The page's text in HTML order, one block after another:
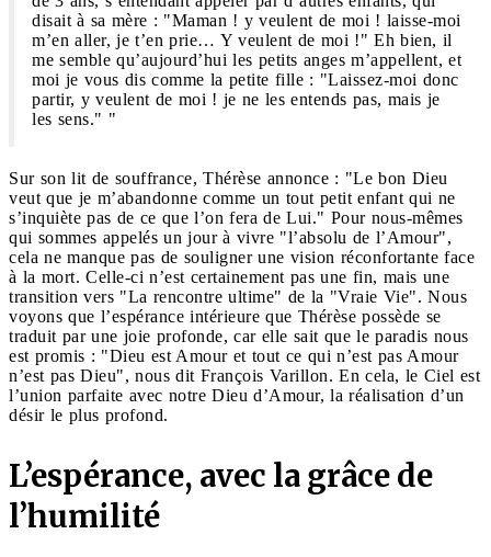
disait à sa mère : "Maman ! y veulent de moi ! laisse-moi
m’en aller, je t’en prie… Y veulent de moi !" Eh bien, il
me semble qu’aujourd’hui les petits anges m’appellent, et
moi je vous dis comme la petite fille : "Laissez-moi donc
partir, y veulent de moi ! je ne les entends pas, mais je
les sens." "
Sur son lit de souffrance, Thérèse annonce : "Le bon Dieu
veut que je m’abandonne comme un tout petit enfant qui ne
s’inquiète pas de ce que l’on fera de Lui." Pour nous-mêmes
qui sommes appelés un jour à vivre "l’absolu de l’Amour",
cela ne manque pas de souligner une vision réconfortante face
à la mort. Celle-ci n’est certainement pas une fin, mais une
transition vers "La rencontre ultime" de la "Vraie Vie". Nous
voyons que l’espérance intérieure que Thérèse possède se
traduit par une joie profonde, car elle sait que le paradis nous
est promis : "Dieu est Amour et tout ce qui n’est pas Amour
n’est pas Dieu", nous dit François Varillon. En cela, le Ciel est
l’union parfaite avec notre Dieu d’Amour, la réalisation d’un
désir le plus profond.
L’espérance, avec la grâce de
l’humilité